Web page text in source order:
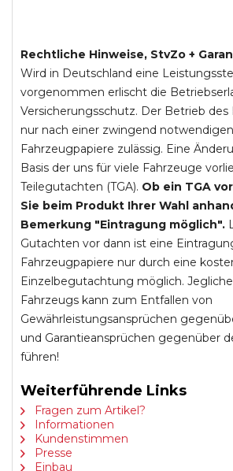
Rechtliche Hinweise, StvZo +
Wird in Deutschland eine
vorgenommen erlischt die
Versicherungsschutz. Der Betrieb des
nur nach einer zwingend
Fahrzeugpapiere zulässig. Eine
Basis der uns für viele Fahrzeuge
Teilegutachten (TGA). Ob ein TGA
Sie beim Produkt Ihrer Wahl
Bemerkung "Eintragung möglich".
Gutachten vor dann ist eine
Fahrzeugpapiere nur durch eine
Einzelbegutachtung möglich.
Fahrzeugs kann zum Entfallen von
Gewährleistungsansprüchen
und Garantieansprüchen gegenüber
führen!
Weiterführende Links
Fragen zum Artikel?
Informationen
Kundenstimmen
Presse
Einbau